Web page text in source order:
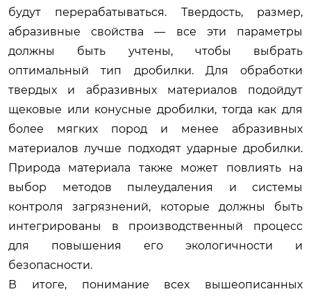
будут перерабатываться. Твердость, размер,
абразивные свойства — все эти параметры
должны быть учтены, чтобы выбрать
оптимальный тип дробилки. Для обработки
твердых и абразивных материалов подойдут
щековые или конусные дробилки, тогда как для
более мягких пород и менее абразивных
материалов лучше подходят ударные дробилки.
Природа материала также может повлиять на
выбор методов пылеудаления и системы
контроля загрязнений, которые должны быть
интегрированы в производственный процесс
для повышения его экологичности и
безопасности.
В итоге, понимание всех вышеописанных